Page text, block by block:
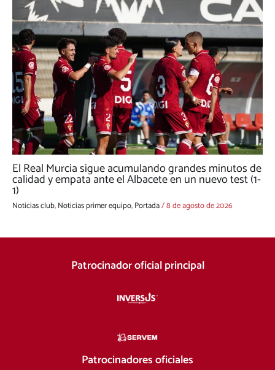
El Real Murcia sigue acumulando grandes minutos de
calidad y empata ante el Albacete en un nuevo test (1-
1)
Noticias club,Noticias primer equipo,Portada/8 de agosto de 2026
Patrocinador oficial principal
Patrocinadores oficiales